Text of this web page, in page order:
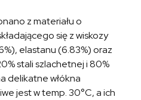
z materiału o
się z wiskozy
elastanu (6.83%) oraz
stali szlachetnej i 80%
delikatne włókna
jest w temp. 30°C, a ich